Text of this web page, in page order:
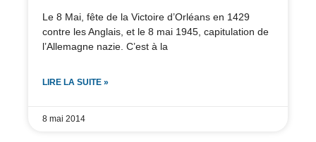
Le 8 Mai, fête de la Victoire d’Orléans en 1429
contre les Anglais, et le 8 mai 1945, capitulation de
l’Allemagne nazie. C’est à la
LIRE LA SUITE »
8 mai 2014